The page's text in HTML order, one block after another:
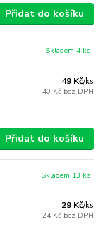
Přidat do košíku
49 Kč/ks
40 Kč bez DPH
Skladem 4 ks
Přidat do košíku
29 Kč/ks
24 Kč bez DPH
Skladem 13 ks